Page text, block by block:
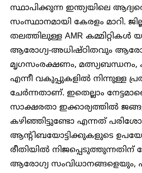
സ്ഥാപിക്കുന്ന ഇന്ത്യയിലെ
സംസ്ഥാനമായി കേരളം മാറി.
തലത്തിലുള്ള AMR
ആരോഗ്യ-അധിഷ്ഠിതവും
മൃഗസംരക്ഷണം, മത്സ്യബന്ധനം,
എന്നീ വകുപ്പുകളിൽ നിന്നുള്ള
ചേർന്നതാണ്. ഇതെല്ലാം
സാക്ഷരതാ ഇക്കാര്യത്തിൽ
കഴിഞ്ഞിട്ടുണ്ടോ എന്നത്
ആന്റിബയോട്ടിക്കുകളുടെ
രീതിയിൽ
ആരോഗ്യ സംവിധാനങ്ങളെയും,